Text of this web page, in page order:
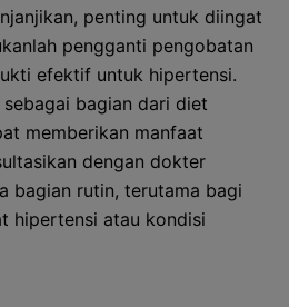
penting untuk diingat
pengganti pengobatan
efektif untuk hipertensi.
bagian dari diet
memberikan manfaat
dengan dokter
bagian rutin, terutama bagi
hipertensi atau kondisi